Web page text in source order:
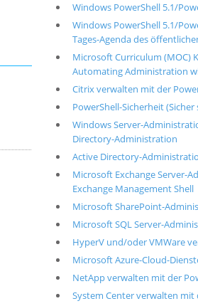
Windows PowerShell 5.1/
Windows PowerShell 5.1/
Tages-Agenda des
Microsoft Curriculum (MOC)
Automating Administration
Citrix verwalten mit der
PowerShell-Sicherheit
Windows Server-
Directory-Administration
Active Directory-
Microsoft Exchange Server-
Exchange Management Shell
Microsoft SharePoint-
Microsoft SQL Server-
HyperV und/oder VMWare
Microsoft Azure-Cloud-
NetApp verwalten mit der
System Center verwalten mit